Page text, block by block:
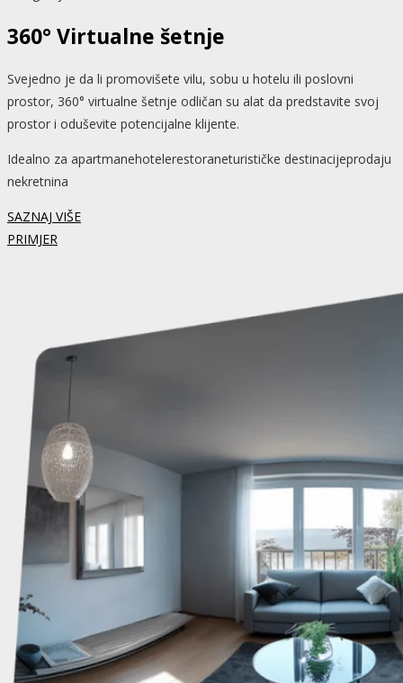
360° Virtualne šetnje
Svejedno je da li promovišete vilu, sobu u hotelu ili poslovni
prostor, 360° virtualne šetnje odličan su alat da predstavite svoj
prostor i oduševite potencijalne klijente.
Idealno za apartmanehotelerestoraneturističke destinacijeprodaju
nekretnina
SAZNAJ VIŠE
PRIMJER